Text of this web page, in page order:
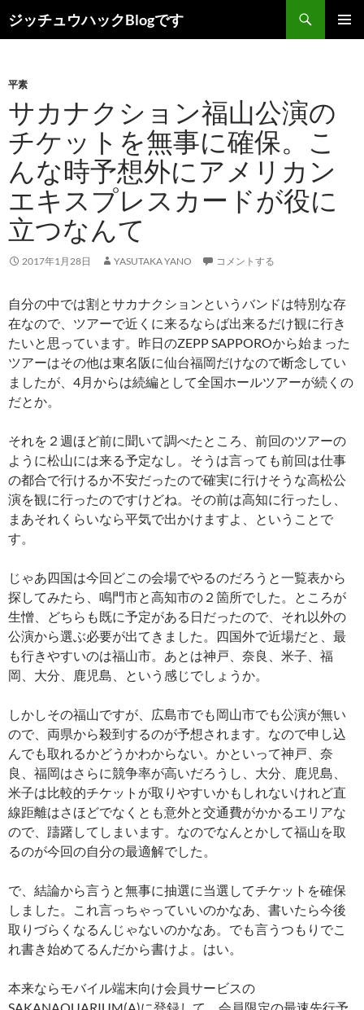
ン
ツ
へ
キ
プ
ジッチュウハックBlogです
索
平素
サカナクション福山公演の
チケットを無事に確保。こ
んな時予想外にアメリカン
エキスプレスカードが役に
立つなんて
2017年1月28日 YASUTAKA YANO コメントする
自分の中では割とサカナクションというバンドは特別な存
在なので、ツアーで近くに来るならば出来るだけ観に行き
たいと思っています。昨日のZEPP SAPPOROから始まった
ツアーはその他は東名阪に仙台福岡だけなので断念してい
ましたが、4月からは続編として全国ホールツアーが続くの
だとか。
それを２週ほど前に聞いて調べたところ、前回のツアーの
ように松山には来る予定なし。そうは言っても前回は仕事
の都合で行けるか不安だったので確実に行けそうな高松公
演を観に行ったのですけどね。その前は高知に行ったし、
まあそれくらいなら平気で出かけますよ、ということで
す。
じゃあ四国は今回どこの会場でやるのだろうと一覧表から
探してみたら、鳴門市と高知市の２箇所でした。ところが
生憎、どちらも既に予定がある日だったので、それ以外の
公演から選ぶ必要が出てきました。四国外で近場だと、最
も行きやすいのは福山市。あとは神戸、奈良、米子、福
岡、大分、鹿児島、という感じでしょうか。
しかしその福山ですが、広島市でも岡山市でも公演が無い
ので、両県から殺到するのが予想されます。なので申し込
んでも取れるかどうかわからない。かといって神戸、奈
良、福岡はさらに競争率が高いだろうし、大分、鹿児島、
米子は比較的チケットが取りやすいかもしれないけれど直
線距離はさほどでなくとも意外と交通費がかかるエリアな
ので、躊躇してしまいます。なのでなんとかして福山を取
るのが今回の自分の最適解でした。
で、結論から言うと無事に抽選に当選してチケットを確保
しました。これ言っちゃっていいのかなあ、書いたら今後
取りづらくなるんじゃないのかなあ。でも言うつもりでこ
れ書き始めてるんだから書けよ。はい。
本来ならモバイル端末向け会員サービスの